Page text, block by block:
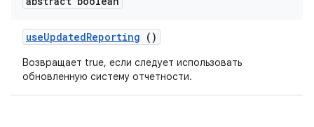
useUpdatedReporting ()
Возвращает true, если следует использовать
обновленную систему отчетности.